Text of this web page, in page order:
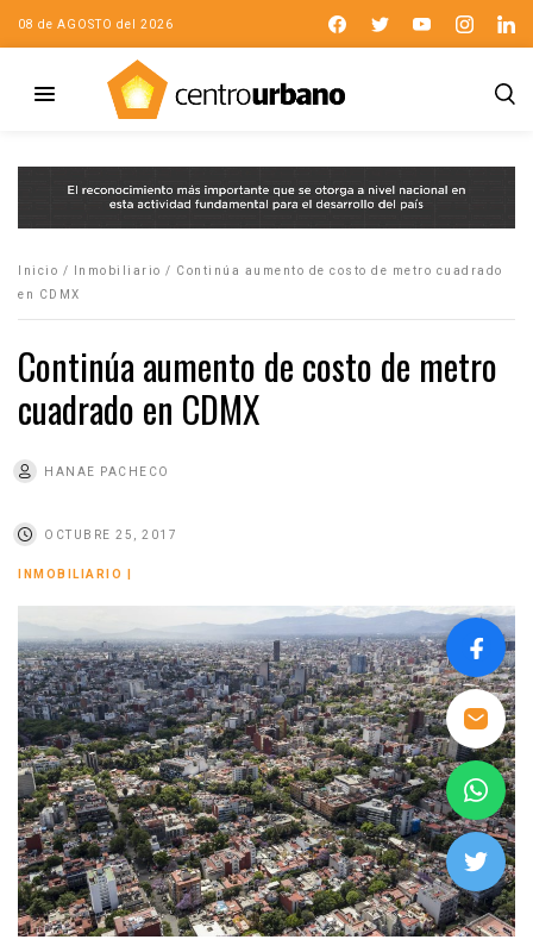
08 de AGOSTO del 2026
Inicio / Inmobiliario / Continúa aumento de costo de metro cuadrado
en CDMX
Continúa aumento de costo de metro
cuadrado en CDMX
HANAE PACHECO
OCTUBRE 25, 2017
INMOBILIARIO